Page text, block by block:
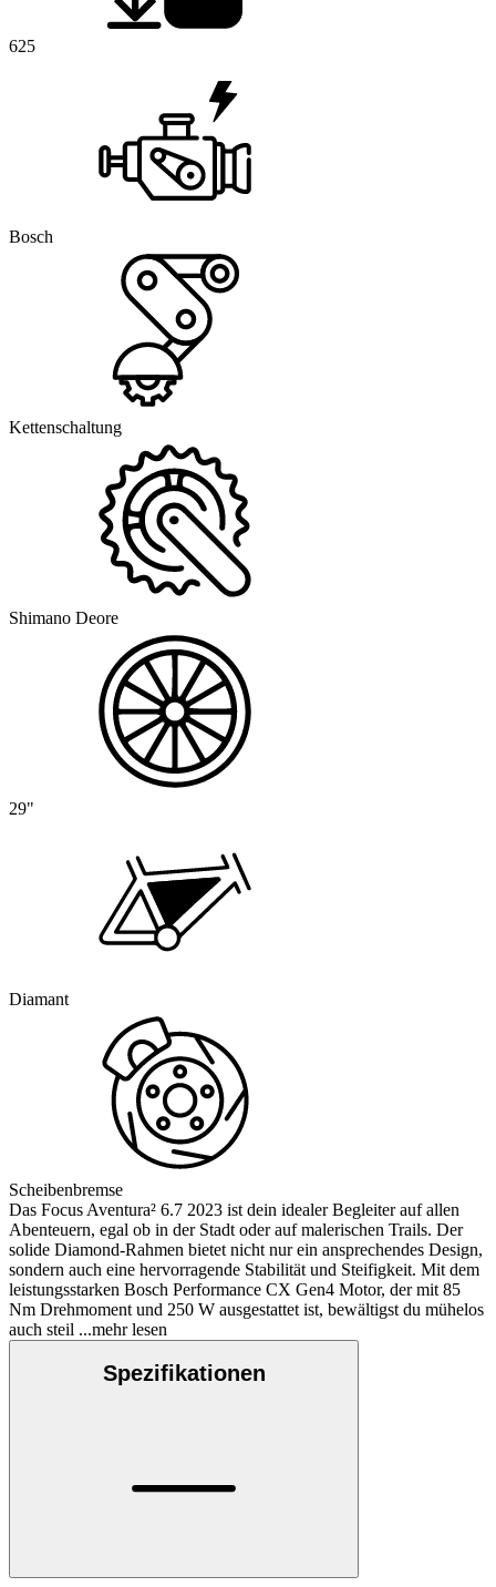
625
Bosch
Kettenschaltung
Shimano Deore
29"
Diamant
Scheibenbremse
Das Focus Aventura² 6.7 2023 ist dein idealer Begleiter auf allen
Abenteuern, egal ob in der Stadt oder auf malerischen Trails. Der
solide Diamond-Rahmen bietet nicht nur ein ansprechendes Design,
sondern auch eine hervorragende Stabilität und Steifigkeit. Mit dem
leistungsstarken Bosch Performance CX Gen4 Motor, der mit 85
Nm Drehmoment und 250 W ausgestattet ist, bewältigst du mühelos
auch steil ...mehr lesen
Spezifikationen